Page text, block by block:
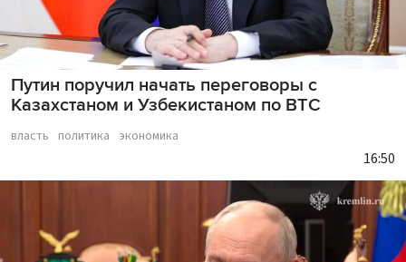
Путин поручил начать переговоры с
Казахстаном и Узбекистаном по ВТС
власть политика экономика
16:50